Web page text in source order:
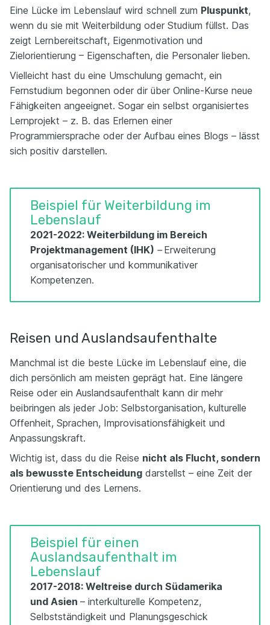
Eine Lücke im Lebenslauf wird schnell zum Pluspunkt,
wenn du sie mit Weiterbildung oder Studium füllst. Das
zeigt Lernbereitschaft, Eigenmotivation und
Zielorientierung – Eigenschaften, die Personaler lieben.
Vielleicht hast du eine Umschulung gemacht, ein
Fernstudium begonnen oder dir über Online-Kurse neue
Fähigkeiten angeeignet. Sogar ein selbst organisiertes
Lernprojekt – z. B. das Erlernen einer
Programmiersprache oder der Aufbau eines Blogs – lässt
sich positiv darstellen.
Beispiel für Weiterbildung im
Lebenslauf
2021-2022: Weiterbildung im Bereich
Projektmanagement (IHK) –Erweiterung
organisatorischer und kommunikativer
Kompetenzen.
Reisen und Auslandsaufenthalte
Manchmal ist die beste Lücke im Lebenslauf eine, die
dich persönlich am meisten geprägt hat. Eine längere
Reise oder ein Auslandsaufenthalt kann dir mehr
beibringen als jeder Job: Selbstorganisation, kulturelle
Offenheit, Sprachen, Improvisationsfähigkeit und
Anpassungskraft.
Wichtig ist, dass du die Reise nicht als Flucht, sondern
als bewusste Entscheidung darstellst – eine Zeit der
Orientierung und des Lernens.
Beispiel für einen
Auslandsaufenthalt im
Lebenslauf
2017-2018: Weltreise durch Südamerika
und Asien – interkulturelle Kompetenz,
Selbstständigkeit und Planungsgeschick